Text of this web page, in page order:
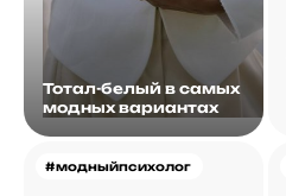
Тотал-белый в самых
модных вариантах
#модныйпсихолог